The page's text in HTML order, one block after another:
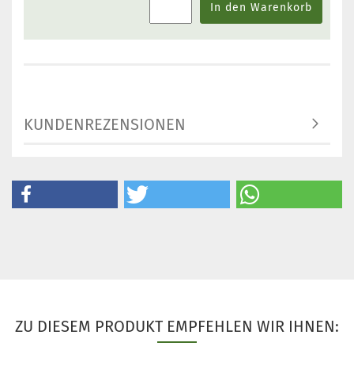
In den Warenkorb
KUNDENREZENSIONEN
ZU DIESEM PRODUKT EMPFEHLEN WIR IHNEN: